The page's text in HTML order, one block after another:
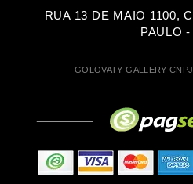
RUA 13 DE MAIO 1100,
PAULO
GOLOVATY GALLERY